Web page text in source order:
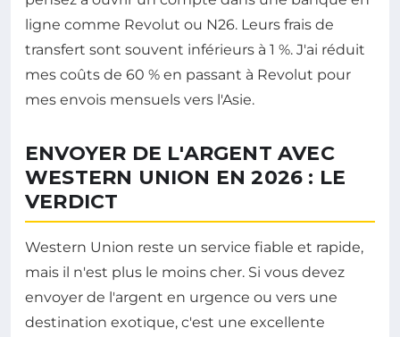
ligne comme Revolut ou N26. Leurs frais de
transfert sont souvent inférieurs à 1 %. J'ai réduit
mes coûts de 60 % en passant à Revolut pour
mes envois mensuels vers l'Asie.
ENVOYER DE L'ARGENT AVEC
WESTERN UNION EN 2026 : LE
VERDICT
Western Union reste un service fiable et rapide,
mais il n'est plus le moins cher. Si vous devez
envoyer de l'argent en urgence ou vers une
destination exotique, c'est une excellente